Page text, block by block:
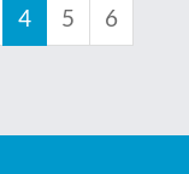
4 5 6